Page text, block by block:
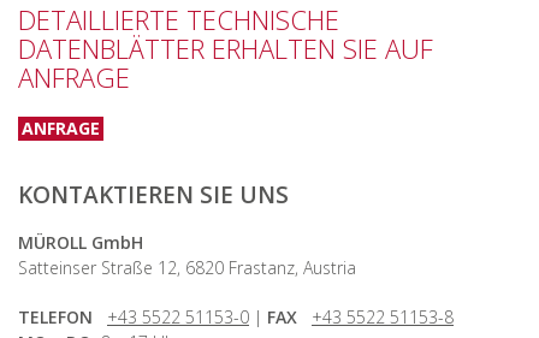
DETAILLIERTE TECHNISCHE
DATENBLÄTTER ERHALTEN SIE AUF
ANFRAGE
ANFRAGE
KONTAKTIEREN SIE UNS
MÜROLL GmbH
Satteinser Straße 12, 6820 Frastanz, Austria
TELEFON +43 5522 51153-0 | FAX
+43 5522 51153-8